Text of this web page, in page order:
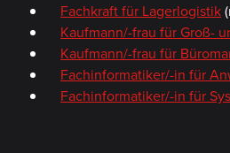
Fachkraft für Lagerlogistik
Kaufmann/-frau für Groß-
Kaufmann/-frau für
Fachinformatiker/-in für
Fachinformatiker/-in für